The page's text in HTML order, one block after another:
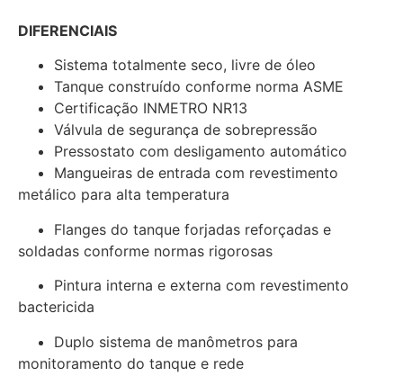
DIFERENCIAIS
Sistema totalmente seco, livre de óleo
Tanque construído conforme norma ASME
Certificação INMETRO NR13
Válvula de segurança de sobrepressão
Pressostato com desligamento automático
Mangueiras de entrada com revestimento
metálico para alta temperatura
Flanges do tanque forjadas reforçadas e
soldadas conforme normas rigorosas
Pintura interna e externa com revestimento
bactericida
Duplo sistema de manômetros para
monitoramento do tanque e rede